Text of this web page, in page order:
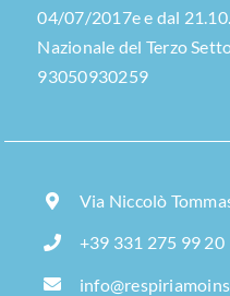
04/07/2017e e dal
Nazionale del Terzo
93050930259
Via Niccolò
+39 331 275 99 20